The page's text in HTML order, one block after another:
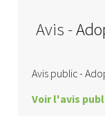
Avis -
Avis public -
Voir l'avis